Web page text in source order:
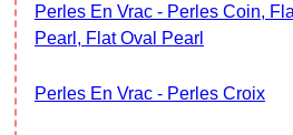
Perles En Vrac - Perles Coin, Flat Teardrop Shaped
Pearl, Flat Oval Pearl
Perles En Vrac - Perles Croix